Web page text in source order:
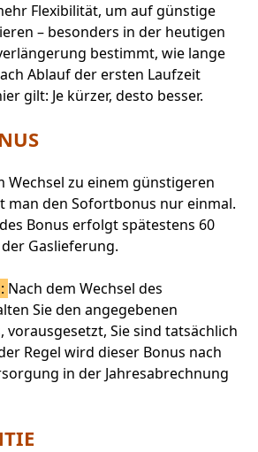
Flexibilität, um auf günstige
– besonders in der heutigen
bestimmt, wie lange
Ablauf der ersten Laufzeit
gilt: Je kürzer, desto besser.
Wechsel zu einem günstigeren
man den Sofortbonus nur einmal.
Bonus erfolgt spätestens 60
Gaslieferung.
Nach dem Wechsel des
Sie den angegebenen
vorausgesetzt, Sie sind tatsächlich
Regel wird dieser Bonus nach
in der Jahresabrechnung